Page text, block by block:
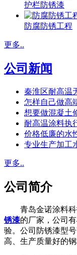
护栏防锈漆
防腐防锈工程
更多..
公司新闻
秦淮区耐高温
怎样自己做高
想要做混凝土
耐高温涂料执
价格低廉的水
专业生产加工
更多..
公司简介
青岛金诺涂料科
锈漆的厂家，公司
验。公司防锈漆型
高、生产质量好的